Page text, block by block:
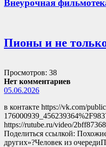
Внеурочная
Пионы и не
Просмотров: 38
Нет комментариев
05.06.2026
в контакте https://vk.com/
https://rutube.ru/video/
Поделиться ссылкой:
других»?Человек из